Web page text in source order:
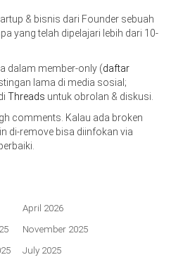
& bisnis dari Founder sebuah
yang telah dipelajari lebih dari 10-
dalam member-only (daftar
lama di media sosial;
Threads untuk obrolan & diskusi.
comments. Kalau ada broken
di-remove bisa diinfokan via
April 2026
November 2025
July 2025